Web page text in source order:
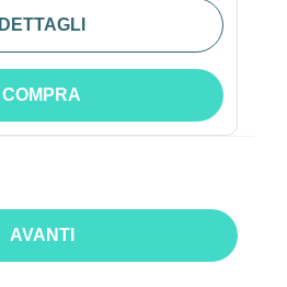
DETTAGLI
COMPRA
AVANTI